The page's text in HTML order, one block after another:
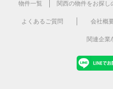
物件一覧 関西の物件をお探し
よくあるご質問 会社概
関連企業